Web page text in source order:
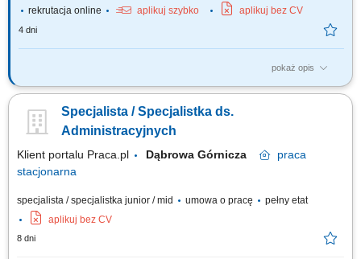
rekrutacja online
aplikuj szybko aplikuj bez CV
4 dni
pokaż opis
Firma Plukon Agri Polska Sp. z o.o. poszukuje Młodszego specjalisty/
m.in. prowadzeniu bieżących spraw biurowych. Co będzie należało do
Twoich obowiązków i zadań: Terminowe przygotowywanie dokumentów
Specjalista / Specjalistka ds.
Administracyjnych
Klient portalu Praca.pl Dąbrowa Górnicza
praca
stacjonarna
specjalista / specjalistka junior / mid umowa o pracę
pełny etat
aplikuj bez CV
8 dni